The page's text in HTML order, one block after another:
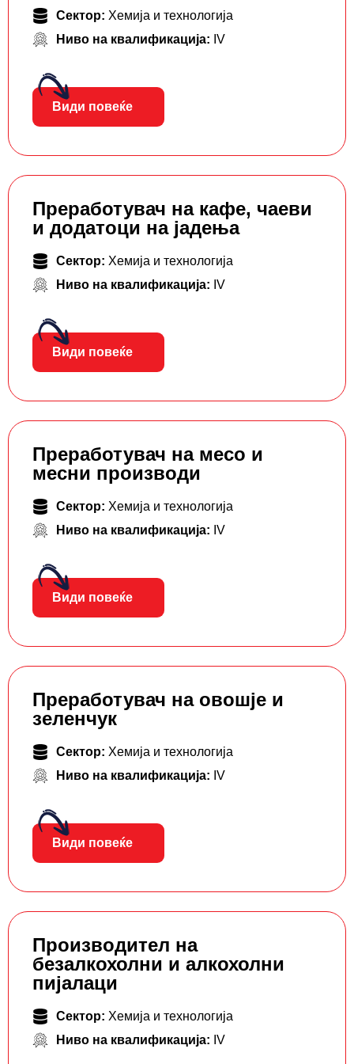
Сектор: Хемија и технологија
Ниво на квалификација: IV
Види повеќе
Преработувач на кафе, чаеви
и додатоци на јадења
Сектор: Хемија и технологија
Ниво на квалификација: IV
Види повеќе
Преработувач на месо и
месни производи
Сектор: Хемија и технологија
Ниво на квалификација: IV
Види повеќе
Преработувач на овошје и
зеленчук
Сектор: Хемија и технологија
Ниво на квалификација: IV
Види повеќе
Производител на
безалкохолни и алкохолни
пијалаци
Сектор: Хемија и технологија
Ниво на квалификација: IV